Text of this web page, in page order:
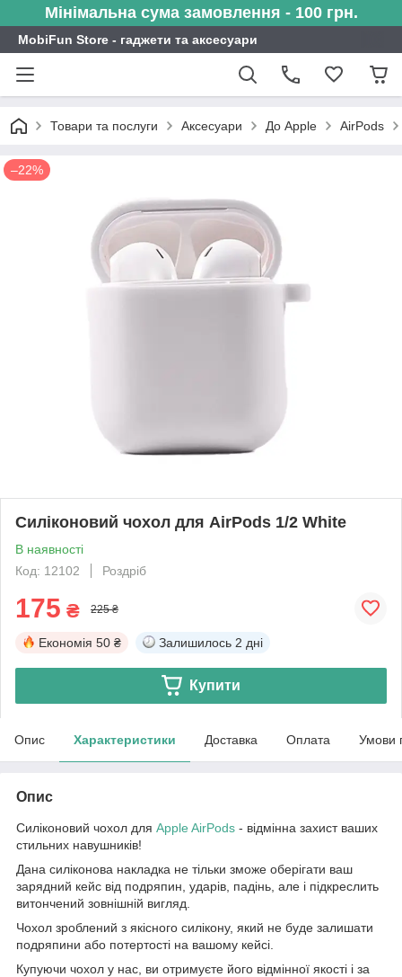
Мінімальна сума замовлення - 100 грн.
MobiFun Store - гаджети та аксесуари
Товари та послуги Аксесуари До Apple AirPods
–22%
Силіконовий чохол для AirPods 1/2 White
В наявності
Код: 12102
Роздріб
175 ₴ 225 ₴
Економія 50 ₴ Залишилось 2 дні
Купити
Опис Характеристики Доставка Оплата Умови
Опис
Силіконовий чохол для Apple AirPods - відмінна захист ваших
стильних навушників!
Дана силіконова накладка не тільки зможе оберігати ваш
зарядний кейс від подряпин, ударів, падінь, але і підкреслить
витончений зовнішній вигляд.
Чохол зроблений з якісного силікону, який не буде залишати
подряпини або потертості на вашому кейсі.
Купуючи чохол у нас, ви отримуєте його відмінної якості і за